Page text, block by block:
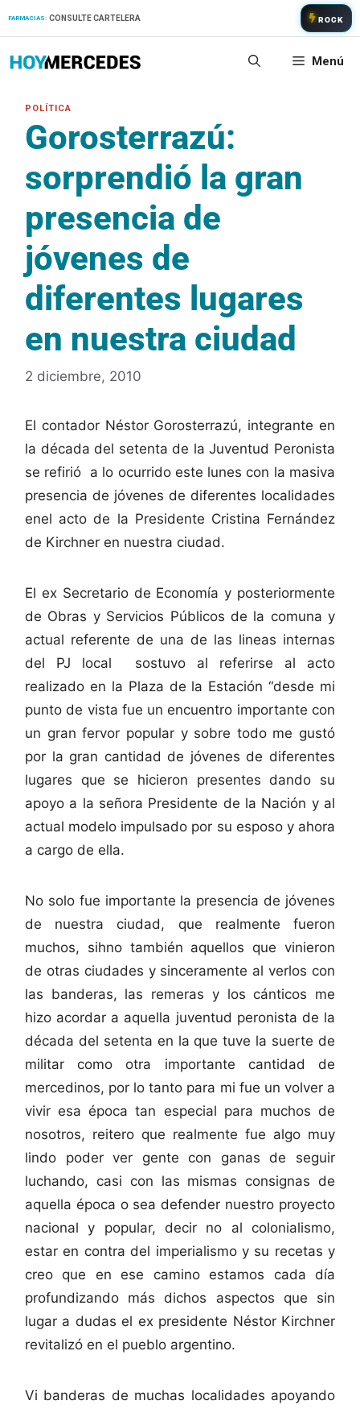
FARMACIAS: CONSULTE CARTELERA ROCK
Menú
Gorosterrazú:
sorprendió la gran
presencia de
jóvenes de
diferentes lugares
en nuestra ciudad
2 diciembre, 2010
El contador Néstor Gorosterrazú, integrante en
la década del setenta de la Juventud Peronista
se refirió a lo ocurrido este lunes con la masiva
presencia de jóvenes de diferentes localidades
enel acto de la Presidente Cristina Fernández
de Kirchner en nuestra ciudad.
El ex Secretario de Economía y posteriormente
de Obras y Servicios Públicos de la comuna y
actual referente de una de las lineas internas
del PJ local sostuvo al referirse al acto
realizado en la Plaza de la Estación “desde mi
punto de vista fue un encuentro importante con
un gran fervor popular y sobre todo me gustó
por la gran cantidad de jóvenes de diferentes
lugares que se hicieron presentes dando su
apoyo a la señora Presidente de la Nación y al
actual modelo impulsado por su esposo y ahora
a cargo de ella.
No solo fue importante la presencia de jóvenes
de nuestra ciudad, que realmente fueron
muchos, sihno también aquellos que vinieron
de otras ciudades y sinceramente al verlos con
las banderas, las remeras y los cánticos me
hizo acordar a aquella juventud peronista de la
década del setenta en la que tuve la suerte de
militar como otra importante cantidad de
mercedinos, por lo tanto para mi fue un volver a
vivir esa época tan especial para muchos de
nosotros, reitero que realmente fue algo muy
lindo poder ver gente con ganas de seguir
luchando, casi con las mismas consignas de
aquella época o sea defender nuestro proyecto
nacional y popular, decir no al colonialismo,
estar en contra del imperialismo y su recetas y
creo que en ese camino estamos cada día
profundizando más dichos aspectos que sin
lugar a dudas el ex presidente Néstor Kirchner
revitalizó en el pueblo argentino.
Vi banderas de muchas localidades apoyando